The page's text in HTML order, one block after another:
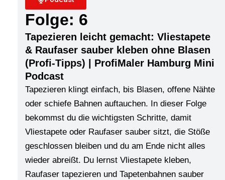
Folge: 6
Tapezieren leicht gemacht: Vliestapete
& Raufaser sauber kleben ohne Blasen
(Profi-Tipps) | ProfiMaler Hamburg Mini
Podcast
Tapezieren klingt einfach, bis Blasen, offene Nähte
oder schiefe Bahnen auftauchen. In dieser Folge
bekommst du die wichtigsten Schritte, damit
Vliestapete oder Raufaser sauber sitzt, die Stöße
geschlossen bleiben und du am Ende nicht alles
wieder abreißt. Du lernst Vliestapete kleben,
Raufaser tapezieren und Tapetenbahnen sauber